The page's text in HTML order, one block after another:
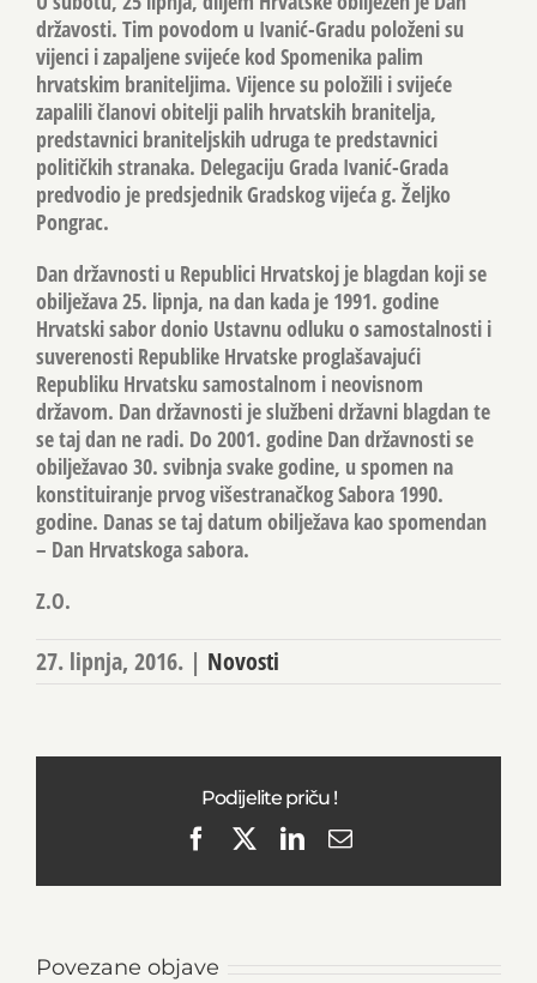
državosti. Tim povodom u Ivanić-Gradu položeni su
vijenci i zapaljene svijeće kod Spomenika palim
hrvatskim braniteljima. Vijence su položili i svijeće
zapalili članovi obitelji palih hrvatskih branitelja,
predstavnici braniteljskih udruga te predstavnici
političkih stranaka. Delegaciju Grada Ivanić-Grada
predvodio je predsjednik Gradskog vijeća g. Željko
Pongrac.
Dan državnosti u Republici Hrvatskoj je blagdan koji se
obilježava 25. lipnja, na dan kada je 1991. godine
Hrvatski sabor donio Ustavnu odluku o samostalnosti i
suverenosti Republike Hrvatske proglašavajući
Republiku Hrvatsku samostalnom i neovisnom
državom. Dan državnosti je službeni državni blagdan te
se taj dan ne radi. Do 2001. godine Dan državnosti se
obilježavao 30. svibnja svake godine, u spomen na
konstituiranje prvog višestranačkog Sabora 1990.
godine. Danas se taj datum obilježava kao spomendan
– Dan Hrvatskoga sabora.
Z.O.
27. lipnja, 2016. | Novosti
Podijelite priču !
FacebookLinkedIn
Email
Povezane objave